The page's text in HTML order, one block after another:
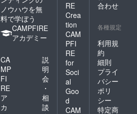
ノウハウを無
料で学ぼう
CAMPFIRE
アカデミー
CA
MP
FI
RE
ア
カ
説
明
会
・
相
談
RE
Crea
tion
CAM
PFI
RE
for
Soci
al
Goo
d
CAM
合わせ
各種規定
利用規
約
細則
プライ
バシー
ポリ
シー
特定商